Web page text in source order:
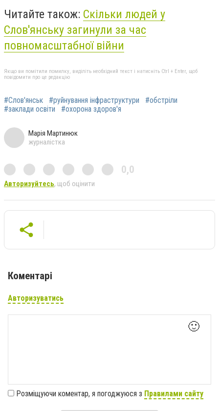
Читайте також: Скільки людей у
Слов'янську загинули за час
повномасштабної війни
Якщо ви помітили помилку, виділіть необхідний текст і натисніть Ctrl + Enter, щоб
повідомити про це редакцію
#Слов'янськ #руйнування інфраструктури
#обстріли
#заклади освіти
#охорона здоров'я
Марія Мартинюк
журналістка
0,0
Авторизуйтесь, щоб оцінити
Коментарі
Авторизуватись
🙂
Розміщуючи коментар, я погоджуюся з Правилами сайту